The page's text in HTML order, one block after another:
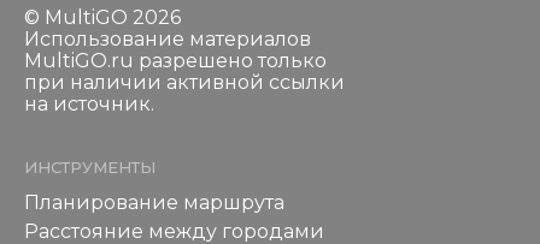
© MultiGO 2026
Использование материалов
MultiGO.ru разрешено только
при наличии активной ссылки
на источник.
ИНСТРУМЕНТЫ
Планирование маршрута
Расстояние между городами